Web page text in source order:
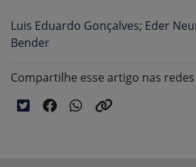
Luis Eduardo Gonçalves; Eder
Bender
Compartilhe esse artigo nas